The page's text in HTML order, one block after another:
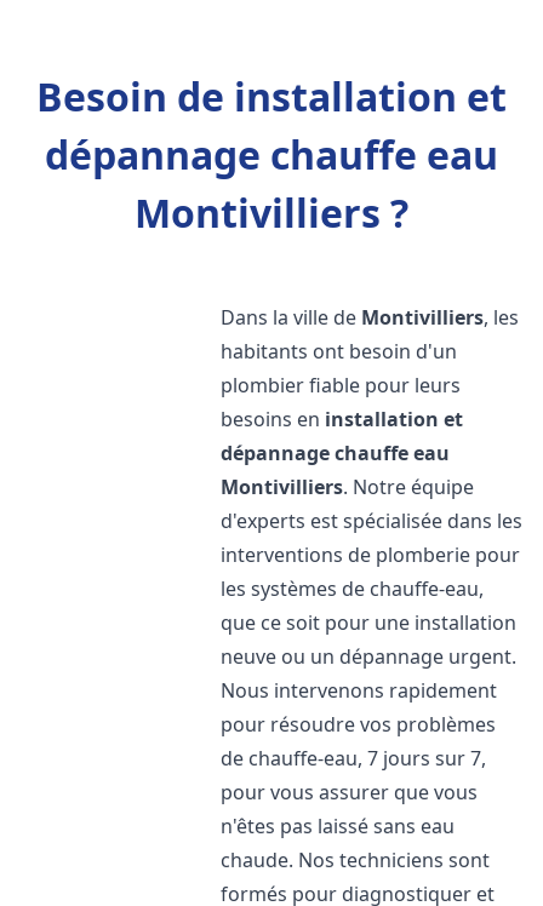
Besoin de installation et
dépannage chauffe eau
Montivilliers ?
Dans la ville de Montivilliers, les
habitants ont besoin d'un
plombier fiable pour leurs
besoins en installation et
dépannage chauffe eau
Montivilliers. Notre équipe
d'experts est spécialisée dans les
interventions de plomberie pour
les systèmes de chauffe-eau,
que ce soit pour une installation
neuve ou un dépannage urgent.
Nous intervenons rapidement
pour résoudre vos problèmes
de chauffe-eau, 7 jours sur 7,
pour vous assurer que vous
n'êtes pas laissé sans eau
chaude. Nos techniciens sont
formés pour diagnostiquer et